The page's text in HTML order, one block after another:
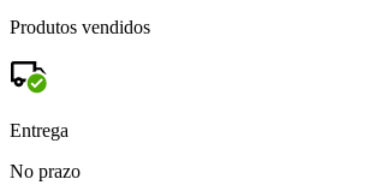
Produtos vendidos
Entrega
No prazo